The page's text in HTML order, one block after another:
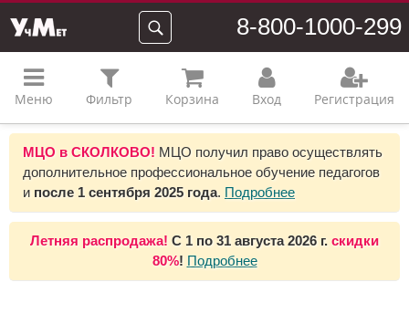
8-800-1000-299
Меню Фильтр Корзина Вход Регистрация
МЦО в СКОЛКОВО! МЦО получил право осуществлять
дополнительное профессиональное обучение педагогов
и после 1 сентября 2025 года. Подробнее
Летняя распродажа! С 1 по 31 августа 2026 г. скидки
80%! Подробнее